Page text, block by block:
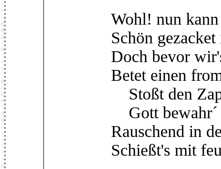
Wohl! nun kann
Schön gezacket
Doch bevor
Betet einen
Stoßt den
Gott bewahr´
Rauschend in
Schießt's mit